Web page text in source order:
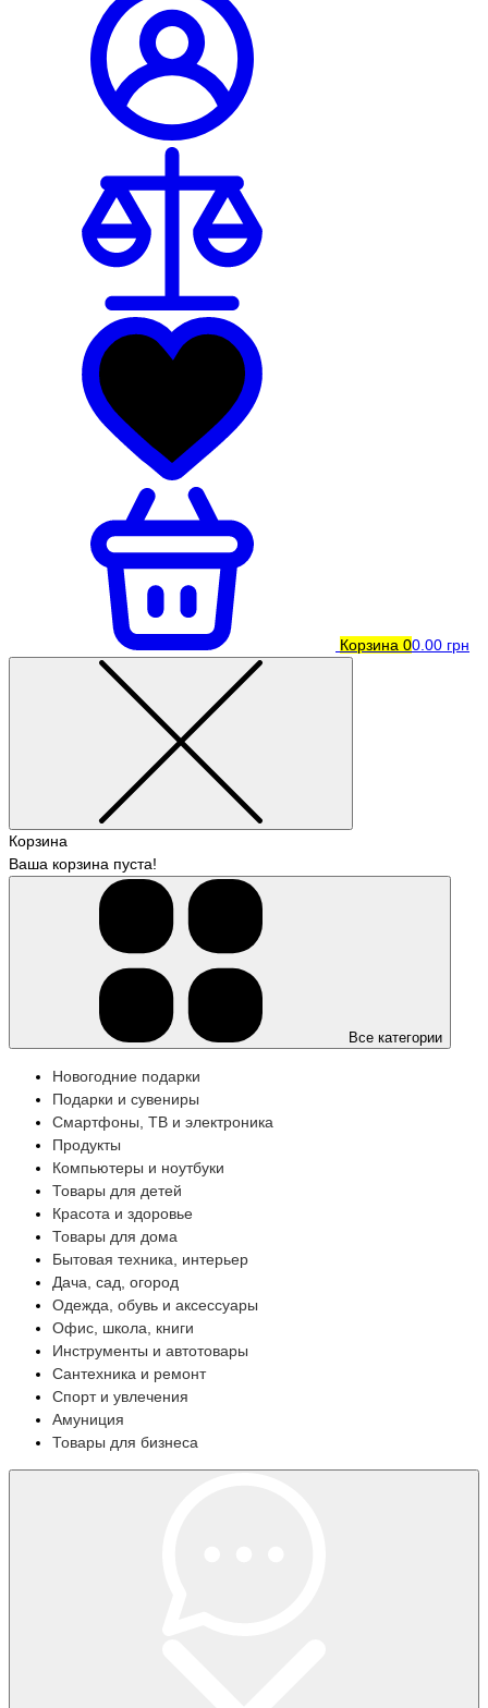
Корзина 00.00 грн
Корзина
Ваша корзина пуста!
Все категории
Новогодние подарки
Подарки и сувениры
Смартфоны, ТВ и электроника
Продукты
Компьютеры и ноутбуки
Товары для детей
Красота и здоровье
Товары для дома
Бытовая техника, интерьер
Дача, сад, огород
Одежда, обувь и аксессуары
Офис, школа, книги
Инструменты и автотовары
Сантехника и ремонт
Спорт и увлечения
Амуниция
Товары для бизнеса